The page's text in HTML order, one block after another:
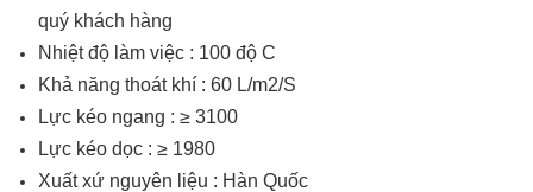
quý khách hàng
Nhiệt độ làm việc : 100 độ C
Khả năng thoát khí : 60 L/m2/S
Lực kéo ngang : ≥ 3100
Lực kéo dọc : ≥ 1980
Xuất xứ nguyên liệu : Hàn Quốc